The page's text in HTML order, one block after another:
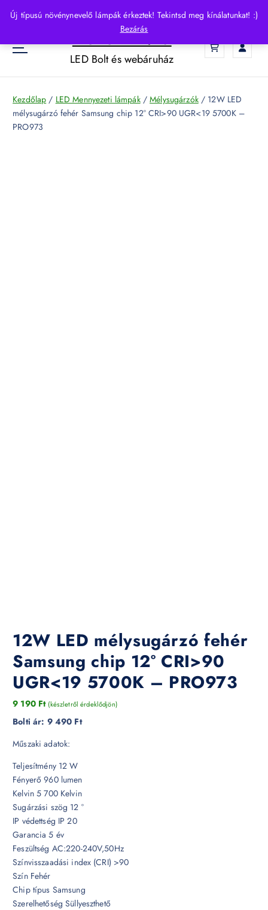
Új típusú növénynevelő lámpák érkeztek! Tekintsd meg kínálatunkat! :)
Bezárás
p
o
HelloLED.hu
LED Bolt és webáruház
Kezdőlap / LED Mennyezeti lámpák/Mélysugárzók/ 12W LED
mélysugárzó fehér Samsung chip 12° CRI>90 UGR<19 5700K –
PRO973
12W LED mélysugárzó fehér
Samsung chip 12° CRI>90
UGR<19 5700K – PRO973
9 190 Ft (készletről érdeklődjön)
Bolti ár: 9 490 Ft
Műszaki adatok:
Teljesítmény 12 W
Fényerő 960 lumen
Kelvin 5 700 Kelvin
Sugárzási szög 12 °
IP védettség IP 20
Garancia 5 év
Feszültség AC:220-240V,50Hz
Színvisszaadási index (CRI) >90
Szín Fehér
Chip típus Samsung
Szerelhetőség Süllyeszthető